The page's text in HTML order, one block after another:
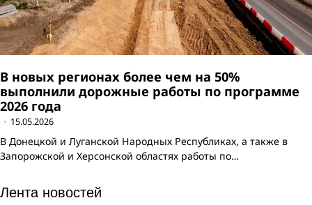
В новых регионах более чем на 50%
выполнили дорожные работы по программе
2026 года
15.05.2026
В Донецкой и Луганской Народных Республиках, а также в
Запорожской и Херсонской областях работы по…
Лента новостей